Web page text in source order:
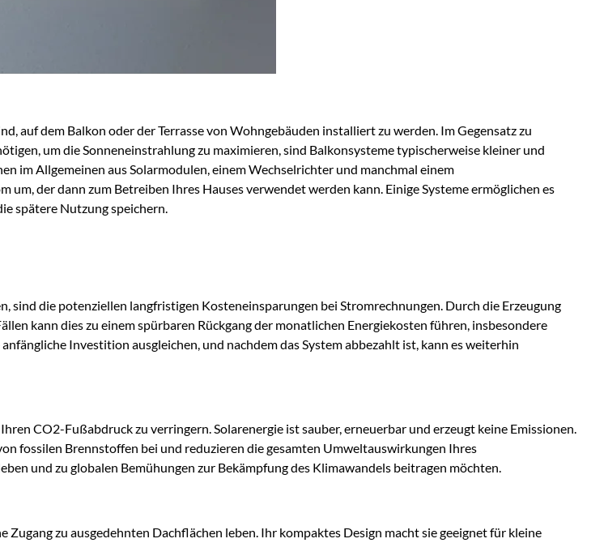
auf dem Balkon oder der Terrasse von Wohngebäuden installiert zu werden. Im Gegensatz zu
um die Sonneneinstrahlung zu maximieren, sind Balkonsysteme typischerweise kleiner und
im Allgemeinen aus Solarmodulen, einem Wechselrichter und manchmal einem
der dann zum Betreiben Ihres Hauses verwendet werden kann. Einige Systeme ermöglichen es
spätere Nutzung speichern.
sind die potenziellen langfristigen Kosteneinsparungen bei Stromrechnungen. Durch die Erzeugung
kann dies zu einem spürbaren Rückgang der monatlichen Energiekosten führen, insbesondere
Investition ausgleichen, und nachdem das System abbezahlt ist, kann es weiterhin
CO2-Fußabdruck zu verringern. Solarenergie ist sauber, erneuerbar und erzeugt keine Emissionen.
fossilen Brennstoffen bei und reduzieren die gesamten Umweltauswirkungen Ihres
und zu globalen Bemühungen zur Bekämpfung des Klimawandels beitragen möchten.
zu ausgedehnten Dachflächen leben. Ihr kompaktes Design macht sie geeignet für kleine